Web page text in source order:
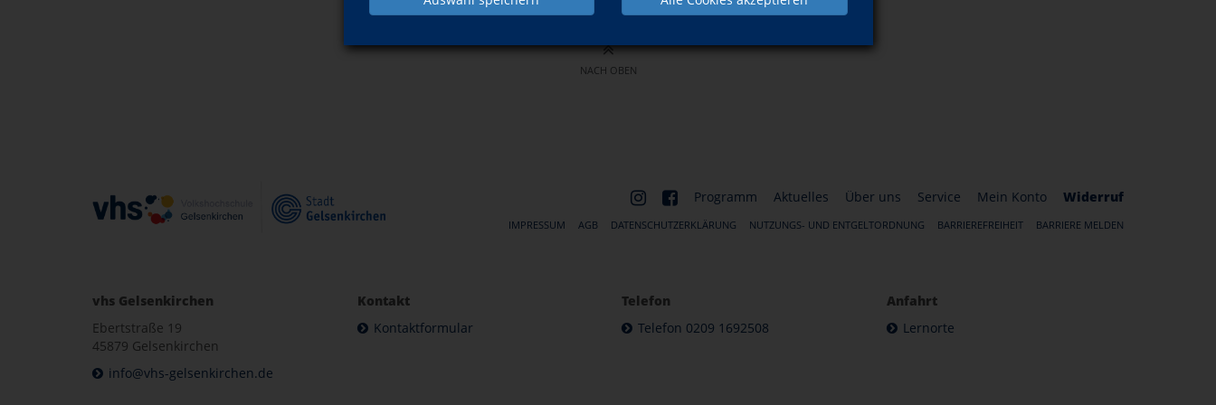
NACH OBEN
Programm Aktuelles Über uns Service Mein Konto Widerruf
IMPRESSUM AGB DATENSCHUTZERKLÄRUNG NUTZUNGS- UND ENTGELTORDNUNG BARRIEREFREIHEIT BARRIERE MELDEN
vhs Gelsenkirchen
Ebertstraße 19
45879 Gelsenkirchen
info@vhs-gelsenkirchen.de
Kontakt
Kontaktformular
Telefon
Telefon 0209 1692508
Anfahrt
Lernorte